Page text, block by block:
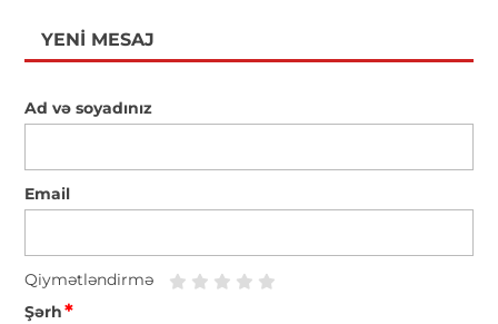
YENI MESAJ
Ad və soyadınız
Email
Qiymətləndirmə
Şərh*